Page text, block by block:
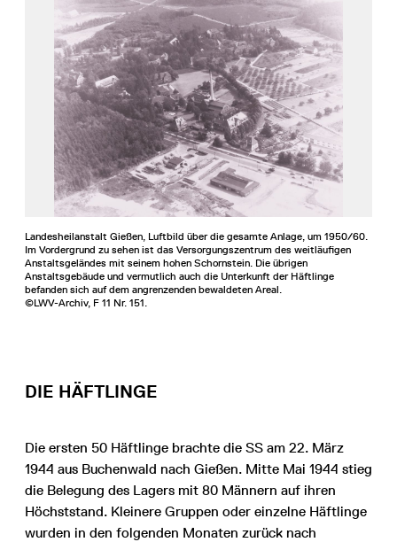
Landesheilanstalt Gießen, Luftbild über die gesamte Anlage, um 1950/60.
Im Vordergrund zu sehen ist das Versorgungszentrum des weitläufigen
Anstaltsgeländes mit seinem hohen Schornstein. Die übrigen
Anstaltsgebäude und vermutlich auch die Unterkunft der Häftlinge
befanden sich auf dem angrenzenden bewaldeten Areal.
©LWV-Archiv, F 11 Nr. 151.
DIE HÄFTLINGE
Die ersten 50 Häftlinge brachte die SS am 22. März
1944 aus Buchenwald nach Gießen. Mitte Mai 1944 stieg
die Belegung des Lagers mit 80 Männern auf ihren
Höchststand. Kleinere Gruppen oder einzelne Häftlinge
wurden in den folgenden Monaten zurück nach